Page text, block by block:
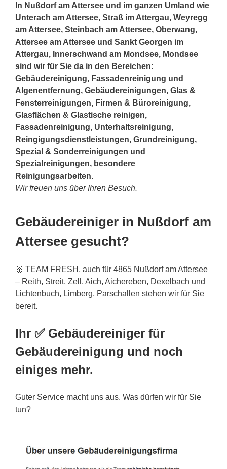
In Nußdorf am Attersee und im ganzen Umland wie
Unterach am Attersee, Straß im Attergau, Weyregg
am Attersee, Steinbach am Attersee, Oberwang,
Attersee am Attersee und Sankt Georgen im
Attergau, Innerschwand am Mondsee, Mondsee
sind wir für Sie da in den Bereichen:
Gebäudereinigung, Fassadenreinigung und
Algenentfernung, Gebäudereinigungen, Glas &
Fensterreinigungen, Firmen & Büroreinigung,
Glasflächen & Glastische reinigen,
Fassadenreinigung, Unterhaltsreinigung,
Reingigungsdienstleistungen, Grundreinigung,
Spezial & Sonderreinigungen und
Spezialreinigungen, besondere
Reinigungsarbeiten.
Wir freuen uns über Ihren Besuch.
Gebäudereiniger in Nußdorf am
Attersee gesucht?
🥇 TEAM FRESH, auch für 4865 Nußdorf am Attersee
– Reith, Streit, Zell, Aich, Aichereben, Dexelbach und
Lichtenbuch, Limberg, Parschallen stehen wir für Sie
bereit.
Ihr ✅ Gebäudereiniger für
Gebäudereinigung und noch
einiges mehr.
Guter Service macht uns aus. Was dürfen wir für Sie
tun?